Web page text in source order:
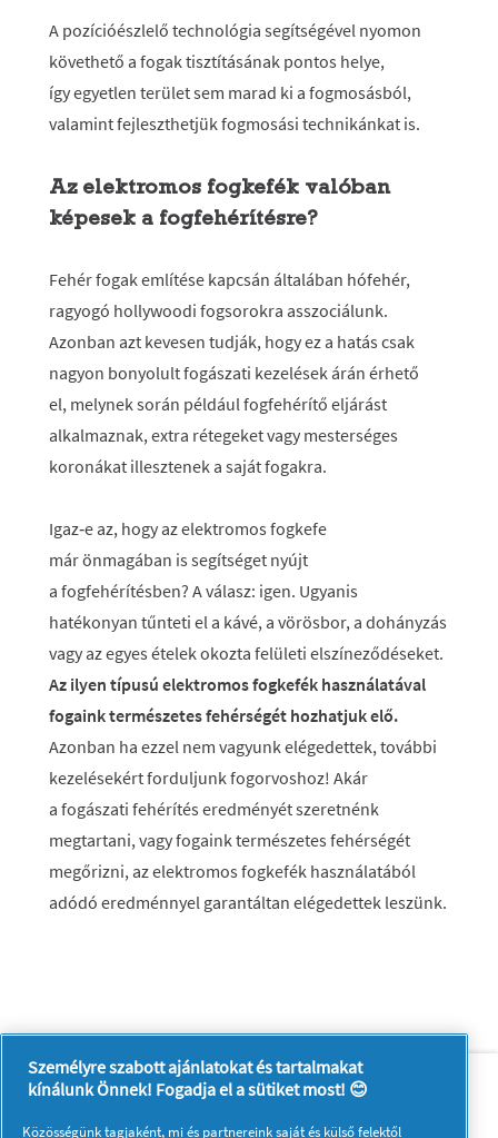
A pozícióészlelő technológia segítségével nyomon
követhető a fogak tisztításának pontos helye,
így egyetlen terület sem marad ki a fogmosásból,
valamint fejleszthetjük fogmosási technikánkat is.
Az elektromos fogkefék valóban
képesek a fogfehérítésre?
Fehér fogak említése kapcsán általában hófehér,
ragyogó hollywoodi fogsorokra asszociálunk.
Azonban azt kevesen tudják, hogy ez a hatás csak
nagyon bonyolult fogászati kezelések árán érhető
el, melynek során például fogfehérítő eljárást
alkalmaznak, extra rétegeket vagy mesterséges
koronákat illesztenek a saját fogakra.
Igaz‑e az, hogy az elektromos fogkefe
már önmagában is segítséget nyújt
a fogfehérítésben? A válasz: igen. Ugyanis
hatékonyan tűnteti el a kávé, a vörösbor, a dohányzás
vagy az egyes ételek okozta felületi elszíneződéseket.
Az ilyen típusú elektromos fogkefék használatával
fogaink természetes fehérségét hozhatjuk elő.
Azonban ha ezzel nem vagyunk elégedettek, további
kezelésekért forduljunk fogorvoshoz! Akár
a fogászati fehérítés eredményét szeretnénk
megtartani, vagy fogaink természetes fehérségét
megőrizni, az elektromos fogkefék használatából
adódó eredménnyel garantáltan elégedettek leszünk.
Rólunk
Kapcsolatfelvétel
A pg.com felkeresése
Személyre szabott ajánlatokat és tartalmakat
kínálunk Önnek! Fogadja el a sütiket most! 😊
Közösségünk tagjaként, mi és partnereinksaját és külső felektől